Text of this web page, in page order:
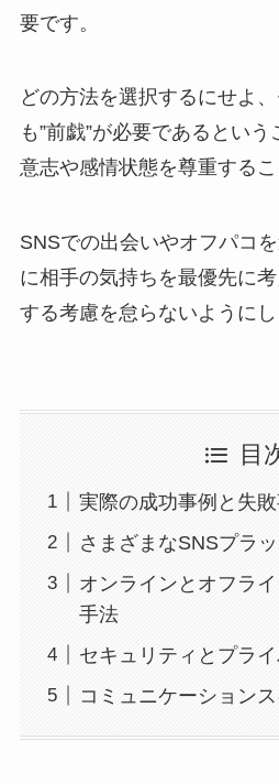
要です。
どの方法を選択するにせよ
も”前戯”が必要であるとい
意志や感情状態を尊重するこ
SNSでの出会いやオフパコ
に相手の気持ちを最優先に
する考慮を怠らないようにし
目
実際の成功事例と失敗
さまざまなSNSプラ
オンラインとオフラ
手法
セキュリティとプラ
コミュニケーション